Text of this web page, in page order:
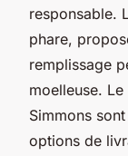
responsable.
phare,
remplissage
moelleuse.
Simmons
options de